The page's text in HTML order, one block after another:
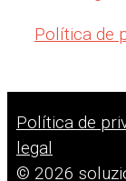
Política de
Política de
legal
© 2026